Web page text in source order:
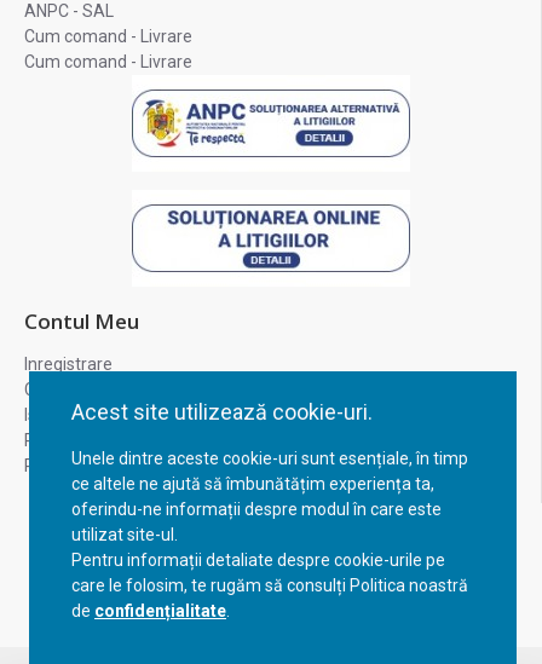
Acest site utilizează cookie-uri.
Unele dintre aceste cookie-uri sunt esențiale, în timp
ce altele ne ajută să îmbunătățim experiența ta,
oferindu-ne informații despre modul în care este
utilizat site-ul.
Pentru informații detaliate despre cookie-urile pe
care le folosim, te rugăm să consulți Politica noastră
de confidențialitate
ANPC - SAL
Cum comand - Livrare
Cum comand - Livrare
Contul Meu
Inregistrare
Contul meu
Istoric comenzi
Recuperare parola
Returnare produs